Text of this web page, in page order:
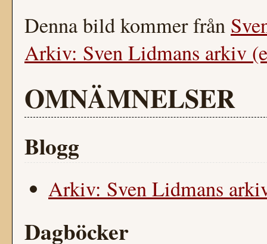
Denna bild kommer från
Arkiv: Sven Lidmans arkiv
OMNÄMNELSER
Blogg
Arkiv: Sven Lidmans
Dagböcker